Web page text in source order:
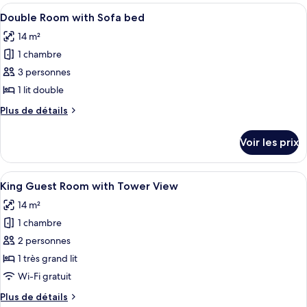
King
guest
room
with
Tower
view
de
King
guest
with
Tower
Afficher
toutes
les
photos
pour
ce
type
de
Double
Room
with
Sofa
bed
Une chambre d’hôtel avec deux lits,
7
Double Room with Sofa bed
14 m²
1 chambre
3 personnes
1 lit double
Plus de détails
Plus
le
type
de
chambre
Double
Room
Sofa
bed
Voir les prix
Afficher
toutes
les
photos
pour
ce
type
Une chambre d’hôtel avec un
6
King Guest Room with Tower View
14 m²
1 chambre
2 personnes
1 très grand lit
Wi-Fi gratuit
Plus de détails
Plus